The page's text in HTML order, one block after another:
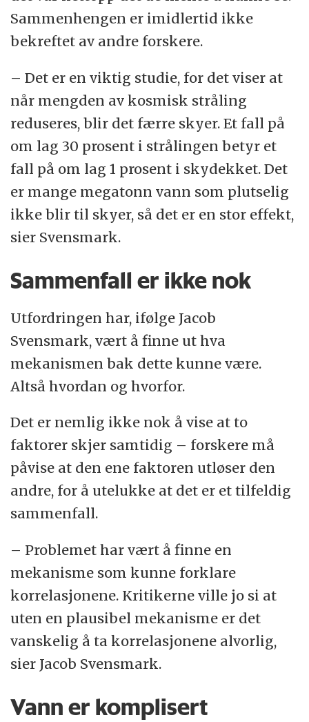
Sammenhengen er imidlertid ikke
bekreftet av andre forskere.
– Det er en viktig studie, for det viser at
når mengden av kosmisk stråling
reduseres, blir det færre skyer. Et fall på
om lag 30 prosent i strålingen betyr et
fall på om lag 1 prosent i skydekket. Det
er mange megatonn vann som plutselig
ikke blir til skyer, så det er en stor effekt,
sier Svensmark.
Sammenfall er ikke nok
Utfordringen har, ifølge Jacob
Svensmark, vært å finne ut hva
mekanismen bak dette kunne være.
Altså hvordan og hvorfor.
Det er nemlig ikke nok å vise at to
faktorer skjer samtidig – forskere må
påvise at den ene faktoren utløser den
andre, for å utelukke at det er et tilfeldig
sammenfall.
– Problemet har vært å finne en
mekanisme som kunne forklare
korrelasjonene. Kritikerne ville jo si at
uten en plausibel mekanisme er det
vanskelig å ta korrelasjonene alvorlig,
sier Jacob Svensmark.
Vann er komplisert